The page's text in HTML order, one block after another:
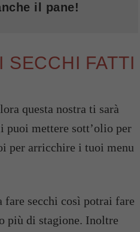
il pane!
SECCHI FATTI
questa nostra ti sarà
puoi mettere sott’olio per
per arricchire i tuoi menu
fare secchi così potrai fare
più di stagione. Inoltre